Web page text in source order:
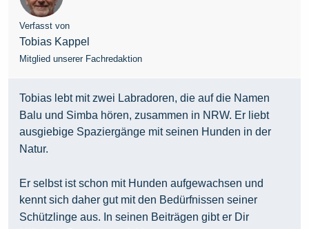
Verfasst von
Tobias Kappel
Mitglied unserer Fachredaktion
Tobias lebt mit zwei Labradoren, die auf die Namen
Balu und Simba hören, zusammen in NRW. Er liebt
ausgiebige Spaziergänge mit seinen Hunden in der
Natur.
Er selbst ist schon mit Hunden aufgewachsen und
kennt sich daher gut mit den Bedürfnissen seiner
Schützlinge aus. In seinen Beiträgen gibt er Dir